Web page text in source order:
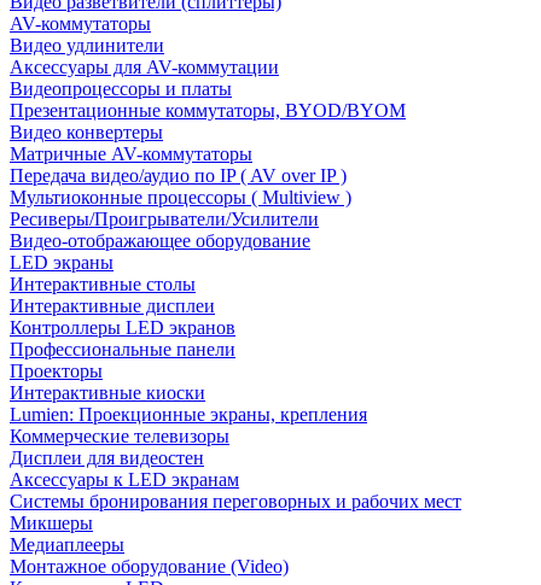
AV-коммутаторы
Видео удлинители
Аксессуары для AV-коммутации
Видеопроцессоры и платы
Презентационные коммутаторы, BYOD/BYOM
Видео конвертеры
Матричные AV-коммутаторы
Передача видео/аудио по IP ( AV over IP )
Мультиоконные процессоры ( Multiview )
Ресиверы/Проигрыватели/Усилители
Видео-отображающее оборудование
LED экраны
Интерактивные столы
Интерактивные дисплеи
Контроллеры LED экранов
Профессиональные панели
Проекторы
Интерактивные киоски
Lumien: Проекционные экраны, крепления
Коммерческие телевизоры
Дисплеи для видеостен
Аксессуары к LED экранам
Системы бронирования переговорных и рабочих мест
Микшеры
Медиаплееры
Монтажное оборудование (Video)